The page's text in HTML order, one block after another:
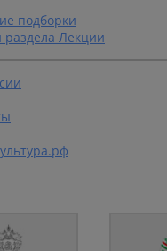
подборки
раздела Лекции